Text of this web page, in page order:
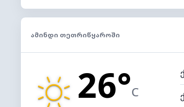
ᲐᲛᲘᲜᲓᲘ ᲗᲔᲗᲠᲘᲬᲧᲐᲠᲝᲨᲘ
26°C